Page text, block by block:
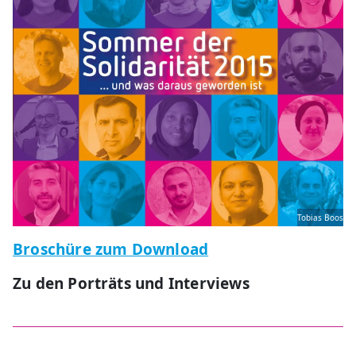
Tobias Boos
Broschüre zum Download
Zu den Porträts und Interviews